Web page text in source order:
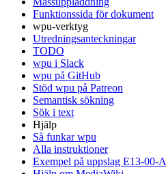
Funktionssida för dokument
wpu-verktyg
Utredningsanteckningar
TODO
wpu i Slack
wpu på GitHub
Stöd wpu på Patreon
Semantisk sökning
Sök i text
Hjälp
Så funkar wpu
Alla instruktioner
Exempel på uppslag E13-00-A